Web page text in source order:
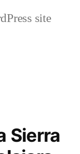
site
Sierra